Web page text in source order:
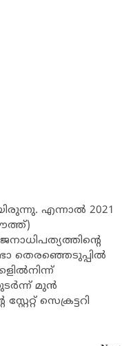
എന്നാല്‍ 2021
തെരഞ്ഞെടുപ്പില്‍
മുന്‍
സെക്രട്ടറി